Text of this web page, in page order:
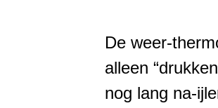
De weer-
alleen
nog lang na-